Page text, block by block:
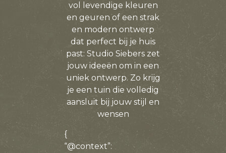
vol levendige kleuren
en geuren of een strak
en modern ontwerp
dat perfect bij je huis
past: Studio Siebers zet
jouw ideeën om in een
uniek ontwerp. Zo krijg
je een tuin die volledig
aansluit bij jouw stijl en
wensen
{
“@context”: